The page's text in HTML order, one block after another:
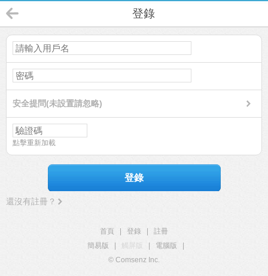
登錄
安全提問(未設置請忽略)
點擊重新加載
登錄
還沒有註冊？
首頁 登錄
註冊
簡易版
觸屏版 電腦版
© Comsenz Inc.